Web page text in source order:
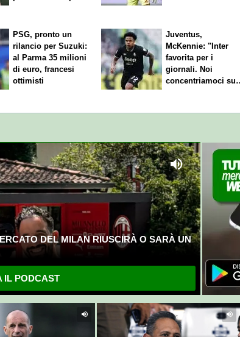
PSG, pronto un
rilancio per Suzuki:
al Parma 35 milioni
di euro, francesi
ottimisti
Juventus,
McKennie: "Inter
favorita per i
giornali. Noi
concentriamoci sul
DEL MILAN RIUSCIRÀ O SARÀ UN
IL PODCAST